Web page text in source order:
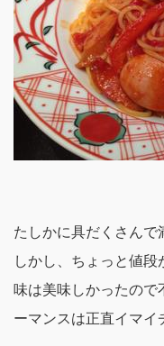
たしかに具だくさんで
しかし、ちょっと値段
味は美味しかったので
ーマンスは正直イマイ